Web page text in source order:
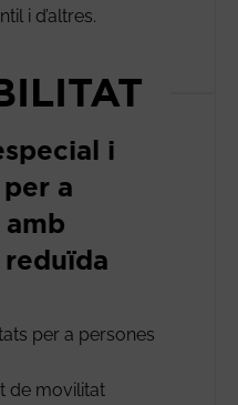
i d’altres.
i
a
amb
per a persones
de movilitat